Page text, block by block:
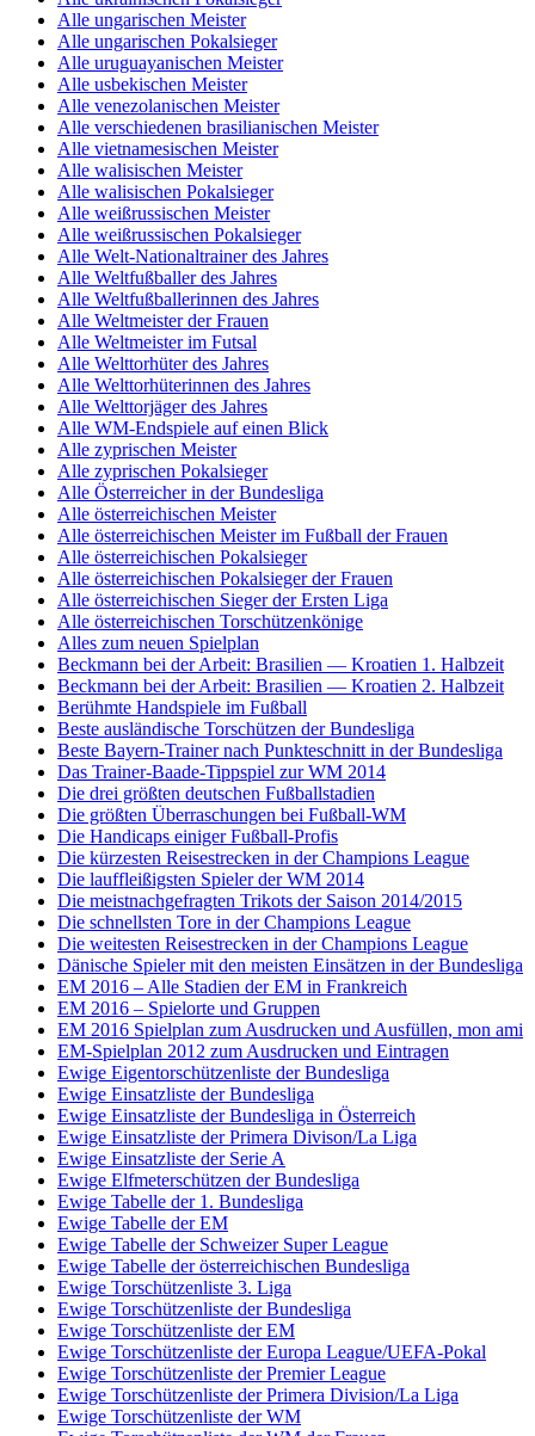
Alle ungarischen Meister
Alle ungarischen Pokalsieger
Alle uruguayanischen Meister
Alle usbekischen Meister
Alle venezolanischen Meister
Alle verschiedenen brasilianischen Meister
Alle vietnamesischen Meister
Alle walisischen Meister
Alle walisischen Pokalsieger
Alle weißrussischen Meister
Alle weißrussischen Pokalsieger
Alle Welt-Nationaltrainer des Jahres
Alle Weltfußballer des Jahres
Alle Weltfußballerinnen des Jahres
Alle Weltmeister der Frauen
Alle Weltmeister im Futsal
Alle Welttorhüter des Jahres
Alle Welttorhüterinnen des Jahres
Alle Welttorjäger des Jahres
Alle WM-Endspiele auf einen Blick
Alle zyprischen Meister
Alle zyprischen Pokalsieger
Alle Österreicher in der Bundesliga
Alle österreichischen Meister
Alle österreichischen Meister im Fußball der Frauen
Alle österreichischen Pokalsieger
Alle österreichischen Pokalsieger der Frauen
Alle österreichischen Sieger der Ersten Liga
Alle österreichischen Torschützenkönige
Alles zum neuen Spielplan
Beckmann bei der Arbeit: Brasilien — Kroatien 1. Halbzeit
Beckmann bei der Arbeit: Brasilien — Kroatien 2. Halbzeit
Berühmte Handspiele im Fußball
Beste ausländische Torschützen der Bundesliga
Beste Bayern-Trainer nach Punkteschnitt in der Bundesliga
Das Trainer-Baade-Tippspiel zur WM 2014
Die drei größten deutschen Fußballstadien
Die größten Überraschungen bei Fußball-WM
Die Handicaps einiger Fußball-Profis
Die kürzesten Reisestrecken in der Champions League
Die lauffleißigsten Spieler der WM 2014
Die meistnachgefragten Trikots der Saison 2014/2015
Die schnellsten Tore in der Champions League
Die weitesten Reisestrecken in der Champions League
Dänische Spieler mit den meisten Einsätzen in der Bundesliga
EM 2016 – Alle Stadien der EM in Frankreich
EM 2016 – Spielorte und Gruppen
EM 2016 Spielplan zum Ausdrucken und Ausfüllen, mon ami
EM-Spielplan 2012 zum Ausdrucken und Eintragen
Ewige Eigentorschützenliste der Bundesliga
Ewige Einsatzliste der Bundesliga
Ewige Einsatzliste der Bundesliga in Österreich
Ewige Einsatzliste der Primera Divison/La Liga
Ewige Einsatzliste der Serie A
Ewige Elfmeterschützen der Bundesliga
Ewige Tabelle der 1. Bundesliga
Ewige Tabelle der EM
Ewige Tabelle der Schweizer Super League
Ewige Tabelle der österreichischen Bundesliga
Ewige Torschützenliste 3. Liga
Ewige Torschützenliste der Bundesliga
Ewige Torschützenliste der EM
Ewige Torschützenliste der Europa League/UEFA-Pokal
Ewige Torschützenliste der Premier League
Ewige Torschützenliste der Primera Division/La Liga
Ewige Torschützenliste der WM